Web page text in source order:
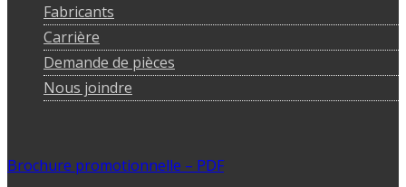
Fabricants
Carrière
Demande de pièces
Nous joindre
Brochure promotionnelle – PDF